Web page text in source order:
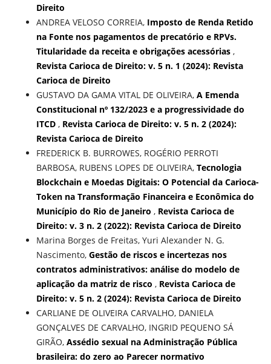
Direito
ANDREA VELOSO CORREIA, Imposto de Renda Retido
na Fonte nos pagamentos de precatório e RPVs.
Titularidade da receita e obrigações acessórias ,
Revista Carioca de Direito: v. 5 n. 1 (2024): Revista
Carioca de Direito
GUSTAVO DA GAMA VITAL DE OLIVEIRA, A Emenda
Constitucional nº 132/2023 e a progressividade do
ITCD , Revista Carioca de Direito: v. 5 n. 2 (2024):
Revista Carioca de Direito
FREDERICK B. BURROWES, ROGÉRIO PERROTI
BARBOSA, RUBENS LOPES DE OLIVEIRA, Tecnologia
Blockchain e Moedas Digitais: O Potencial da Carioca-
Token na Transformação Financeira e Econômica do
Município do Rio de Janeiro , Revista Carioca de
Direito: v. 3 n. 2 (2022): Revista Carioca de Direito
Marina Borges de Freitas, Yuri Alexander N. G.
Nascimento, Gestão de riscos e incertezas nos
contratos administrativos: análise do modelo de
aplicação da matriz de risco , Revista Carioca de
Direito: v. 5 n. 2 (2024): Revista Carioca de Direito
CARLIANE DE OLIVEIRA CARVALHO, DANIELA
GONÇALVES DE CARVALHO, INGRID PEQUENO SÁ
GIRÃO, Assédio sexual na Administração Pública
brasileira: do zero ao Parecer normativo